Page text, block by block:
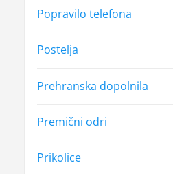
Popravilo telefona
Postelja
Prehranska dopolnila
Premični odri
Prikolice